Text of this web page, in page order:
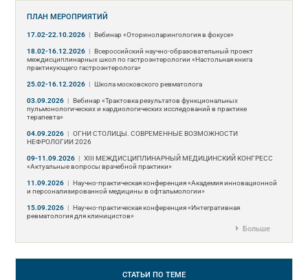
ПЛАН МЕРОПРИЯТИЙ
17.02-22.10.2026 | Вебинар «Оториноларингология в фокусе»
18.02-16.12.2026 | Всероссийский научно-образовательный проект
междисциплинарных школ по гастроэнтерологии «Настольная книга
практикующего гастроэнтеролога»
25.02-16.12.2026 | Школа московского ревматолога
03.09.2026 | Вебинар «Трактовка результатов функциональных
пульмонологических и кардиологических исследований в практике
терапевта»
04.09.2026 | ОГНИ СТОЛИЦЫ. СОВРЕМЕННЫЕ ВОЗМОЖНОСТИ
НЕФРОЛОГИИ 2026
09-11.09.2026 | ХIII МЕЖДИСЦИПЛИНАРНЫЙ МЕДИЦИНСКИЙ КОНГРЕСС
«Актуальные вопросы врачебной практики»
11.09.2026 | Научно-практическая конференция «Академия инновационной
и персонализированной медицины в офтальмологии»
15.09.2026 | Научно-практическая конференция «Интегративная
ревматология для клиницистов»
Больше
СТАТЬИ ПО ТЕМЕ